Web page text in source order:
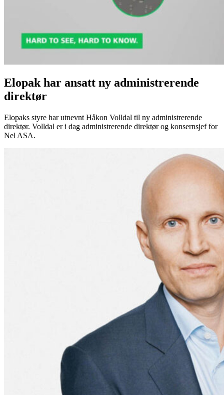
Elopak har ansatt ny administrerende
direktør
Elopaks styre har utnevnt Håkon Volldal til ny administrerende
direktør. Volldal er i dag administrerende direktør og konsernsjef for
Nel ASA.